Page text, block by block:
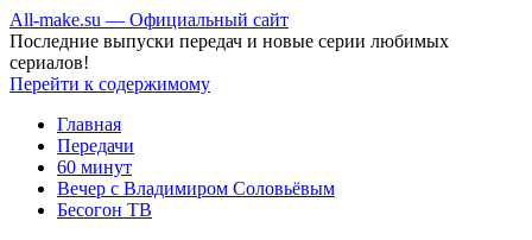
All-make.su — Официальный сайт
Последние выпуски передач и новые серии любимых
сериалов!
Перейти к содержимому
Главная
Передачи
60 минут
Вечер с Владимиром Соловьёвым
Бесогон ТВ